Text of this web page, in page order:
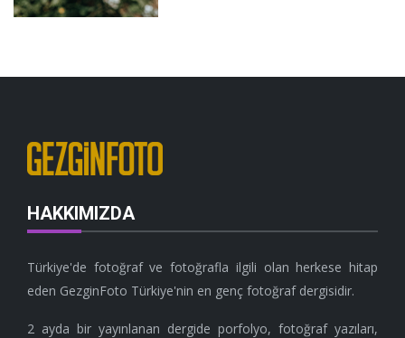
HAKKIMIZDA
Türkiye'de fotoğraf ve fotoğrafla ilgili olan herkese hitap
eden GezginFoto Türkiye'nin en genç fotoğraf dergisidir.
2 ayda bir yayınlanan dergide porfolyo, fotoğraf yazıları,